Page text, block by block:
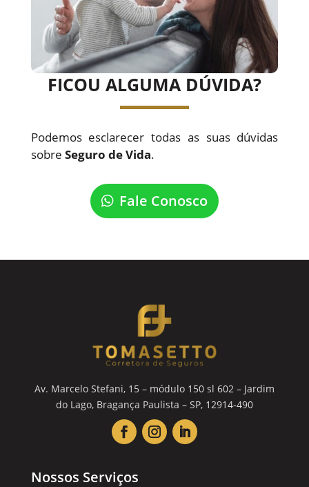
FICOU ALGUMA DÚVIDA?
Podemos esclarecer todas as suas dúvidas
sobre Seguro de Vida.
Fale Conosco
Av. Marcelo Stefani, 15 – módulo 150 sl 602 – Jardim
do Lago, Bragança Paulista – SP, 12914-490
Nossos Serviços